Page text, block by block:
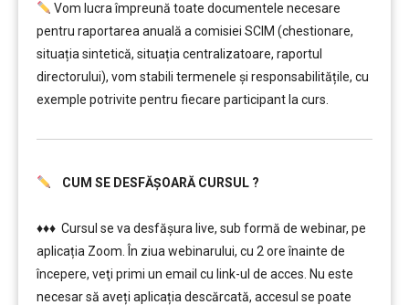
Vom lucra împreună toate documentele necesare
pentru raportarea anuală a comisiei SCIM (chestionare,
situația sintetică, situația centralizatoare, raportul
directorului), vom stabili termenele și responsabilitățile, cu
exemple potrivite pentru fiecare participant la curs.
CUM SE DESFĂȘOARĂ CURSUL ?
♦♦♦ Cursul se va desfășura live, sub formă de webinar, pe
aplicația Zoom. În ziua webinarului, cu 2 ore înainte de
începere, veţi primi un email cu link-ul de acces. Nu este
necesar să aveți aplicația descărcată, accesul se poate